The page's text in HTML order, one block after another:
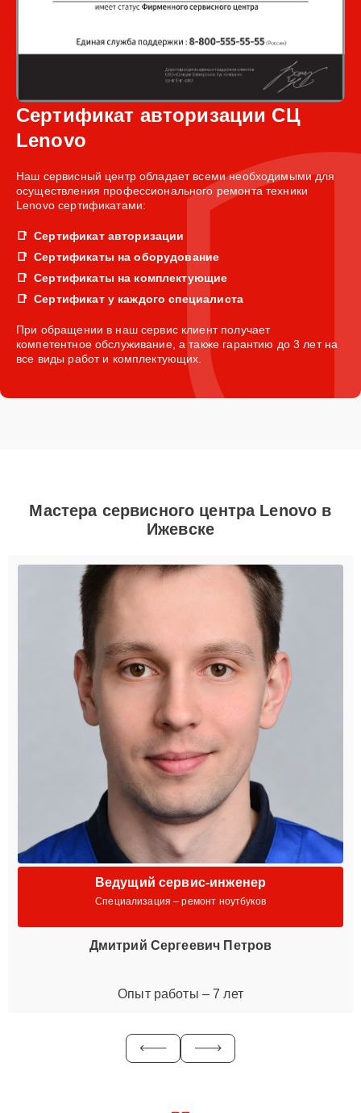
Сертификат авторизации СЦ
Lenovo
Наш сервисный центр обладает всеми необходимыми для
осуществления профессионального ремонта техники
Lenovo сертификатами:
Сертификат авторизации
Сертификаты на оборудование
Сертификаты на комплектующие
Сертификат у каждого специалиста
При обращении в наш сервис клиент получает
компетентное обслуживание, а также гарантию до 3 лет на
все виды работ и комплектующих.
Мастера сервисного центра Lenovo в
Ижевске
Ведущий сервис-инженер
Специализация – ремонт ноутбуков
Дмитрий Сергеевич Петров
Опыт работы – 7 лет